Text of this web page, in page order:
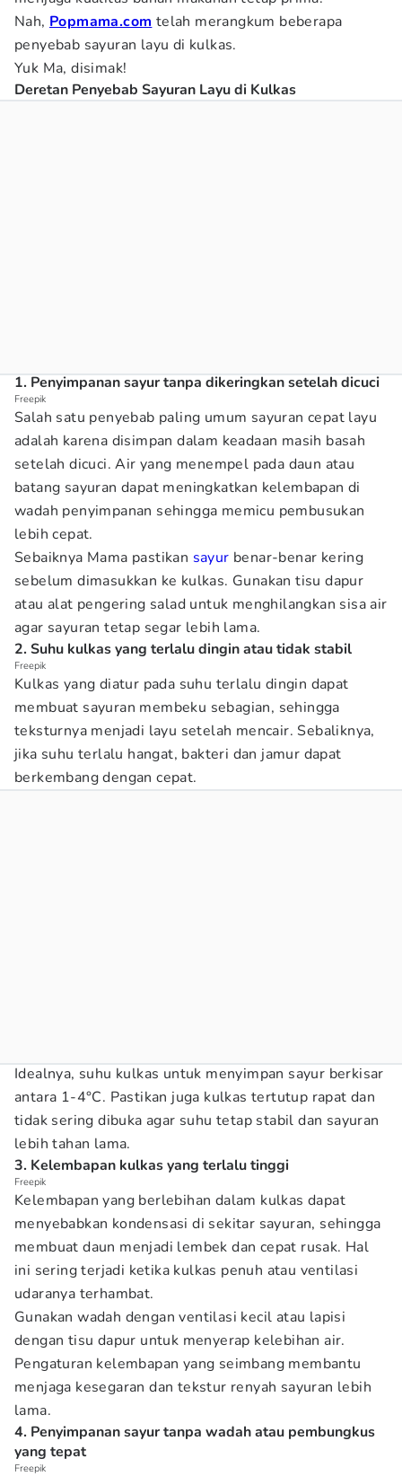
Nah, Popmama.com telah merangkum beberapa
penyebab sayuran layu di kulkas.
Yuk Ma, disimak!
Deretan Penyebab Sayuran Layu di Kulkas
1. Penyimpanan sayur tanpa dikeringkan setelah dicuci
Freepik
Salah satu penyebab paling umum sayuran cepat layu
adalah karena disimpan dalam keadaan masih basah
setelah dicuci. Air yang menempel pada daun atau
batang sayuran dapat meningkatkan kelembapan di
wadah penyimpanan sehingga memicu pembusukan
lebih cepat.
Sebaiknya Mama pastikan sayur benar-benar kering
sebelum dimasukkan ke kulkas. Gunakan tisu dapur
atau alat pengering salad untuk menghilangkan sisa air
agar sayuran tetap segar lebih lama.
2. Suhu kulkas yang terlalu dingin atau tidak stabil
Freepik
Kulkas yang diatur pada suhu terlalu dingin dapat
membuat sayuran membeku sebagian, sehingga
teksturnya menjadi layu setelah mencair. Sebaliknya,
jika suhu terlalu hangat, bakteri dan jamur dapat
berkembang dengan cepat.
Idealnya, suhu kulkas untuk menyimpan sayur berkisar
antara 1-4°C. Pastikan juga kulkas tertutup rapat dan
tidak sering dibuka agar suhu tetap stabil dan sayuran
lebih tahan lama.
3. Kelembapan kulkas yang terlalu tinggi
Freepik
Kelembapan yang berlebihan dalam kulkas dapat
menyebabkan kondensasi di sekitar sayuran, sehingga
membuat daun menjadi lembek dan cepat rusak. Hal
ini sering terjadi ketika kulkas penuh atau ventilasi
udaranya terhambat.
Gunakan wadah dengan ventilasi kecil atau lapisi
dengan tisu dapur untuk menyerap kelebihan air.
Pengaturan kelembapan yang seimbang membantu
menjaga kesegaran dan tekstur renyah sayuran lebih
lama.
4. Penyimpanan sayur tanpa wadah atau pembungkus
yang tepat
Freepik